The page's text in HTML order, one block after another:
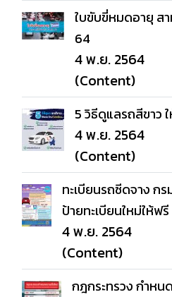
ใบขับขี่หมดอายุ สา
64
4 พ.ย. 2564
(Content)
5 วิธีดูแลรถสีขาว
4 พ.ย. 2564
(Content)
ทะเบียนรถซีดจาง ก
ป้ายทะเบียนใหม่ให้ฟ
4 พ.ย. 2564
(Content)
กฎกระทรวง กำหน